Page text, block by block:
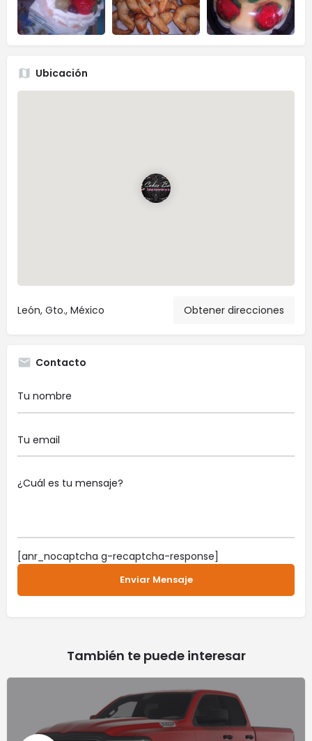
Ubicación
León, Gto., México Obtener direcciones
Contacto
[anr_nocaptcha g-recaptcha-response]
También te puede interesar